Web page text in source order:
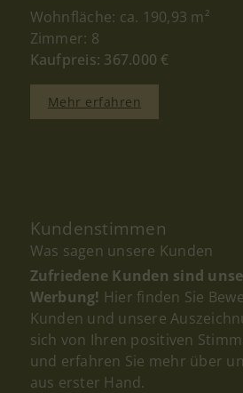
Wohnfläche: ca. 190,93 m²
Zimmer: 8
Kaufpreis: 367.000 €
Mehr erfahren
Kundenstimmen
Was sagen unsere Kunden
Zufriedene Kunden sind
Werbung! Hier finden Sie
Kunden und unsere
sich von Ihren positiven
und erfahren Sie mehr über
aus erster Hand.